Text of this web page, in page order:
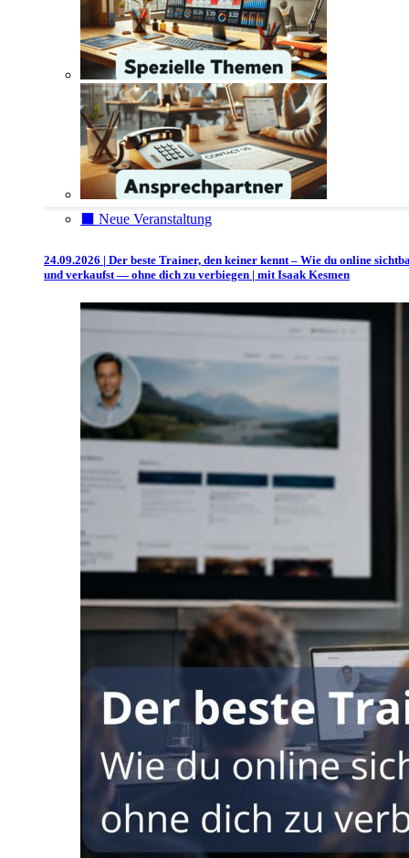
⬛️ Neue Veranstaltung
24.09.2026 | Der beste Trainer, den keiner kennt – Wie du online
und verkaufst — ohne dich zu verbiegen | mit Isaak Kesmen